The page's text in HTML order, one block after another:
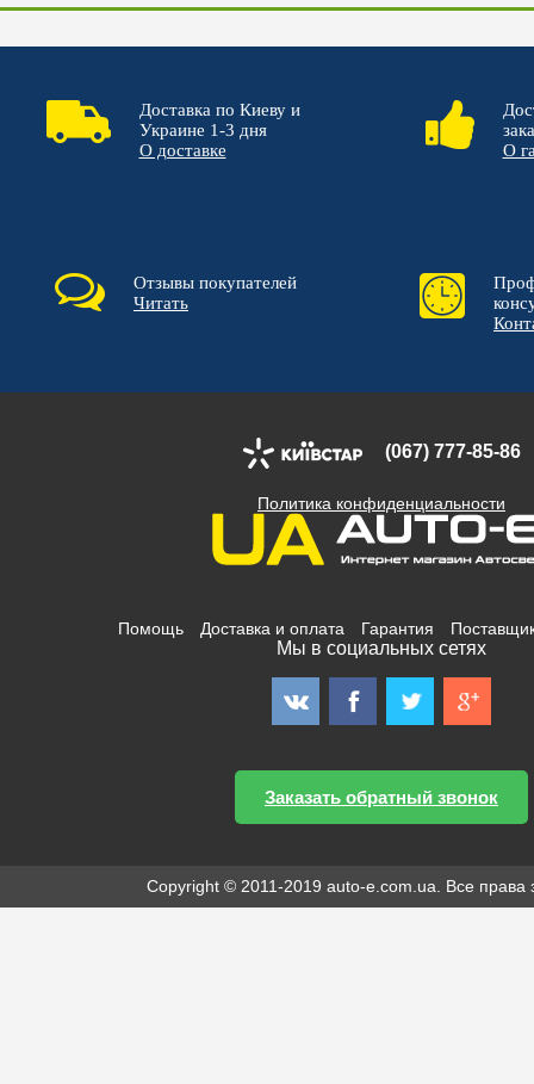
Доставка по Киеву и
Украине 1-3 дня
О доставке
О
Отзывы покупателей
Читать
(067) 777-85-86
Политика конфиденциальности
Помощь Доставка и оплата Гарантия
Мы в социальных сетях
Заказать обратный звонок
Copyright © 2011-2019 auto-e.com.ua. Все